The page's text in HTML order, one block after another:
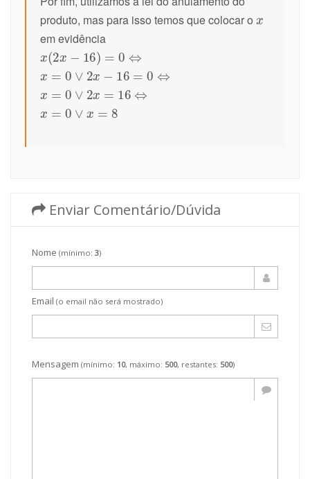
produto, mas para isso temos que colocar o
em evidência
Enviar Comentário/Dúvida
Nome (mínimo: 3)
Email (o email não será mostrado)
Mensagem (mínimo: 10, máximo: 500, restantes: 500)